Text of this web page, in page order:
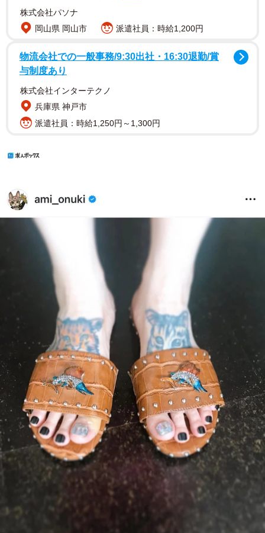
株式会社パソナ
岡山県 岡山市
派遣社員：時給1,200円
物流会社での一般事務/9:30出社・16:30退勤/賞
与制度あり
株式会社インターテクノ
兵庫県 神戸市
派遣社員：時給1,250円～1,300円